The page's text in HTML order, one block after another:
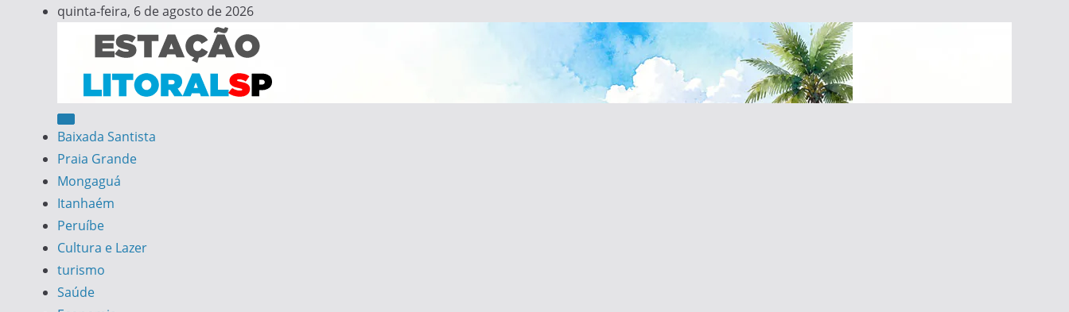
Skip
content
quinta-feira, 6 de agosto de 2026
Estação Litoral SP
Notícias da Baixada Santista
Baixada Santista
Praia Grande
Mongaguá
Itanhaém
Peruíbe
Cultura e Lazer
turismo
Saúde